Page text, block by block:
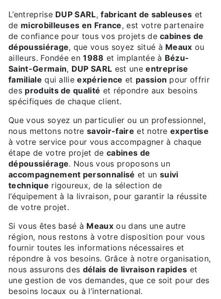
L’entreprise DUP SARL,fabricant de sableuses et
de microbilleuses en France, est votre partenaire
de confiance pour tous vos projets decabines de
dépoussiérage, que vous soyez situé à Meaux ou
ailleurs. Fondée en1988 et implantée à Bézu-
Saint-Germain, DUP SARL est uneentreprise
familiale qui allieexpérience et passion pour offrir
des produits de qualité et répondre aux besoins
spécifiques de chaque client.
Que vous soyez un particulier ou un professionnel,
nous mettons notresavoir-faire et notreexpertise
à votre service pour vous accompagner à chaque
étape de votre projet decabines de
dépoussiérage. Nous vous proposons un
accompagnement personnalisé et un suivi
technique rigoureux, de la sélection de
l’équipement à la livraison, pour garantir la réussite
de votre projet.
Si vous êtes basé à Meaux ou dans une autre
région, nous restons à votre disposition pour vous
fournir toutes les informations nécessaires et
répondre à vos besoins. Grâce à notre organisation,
nous assurons des délais de livraison rapides et
une gestion de vos demandes, que ce soit pour des
besoins locaux ou à l’international.